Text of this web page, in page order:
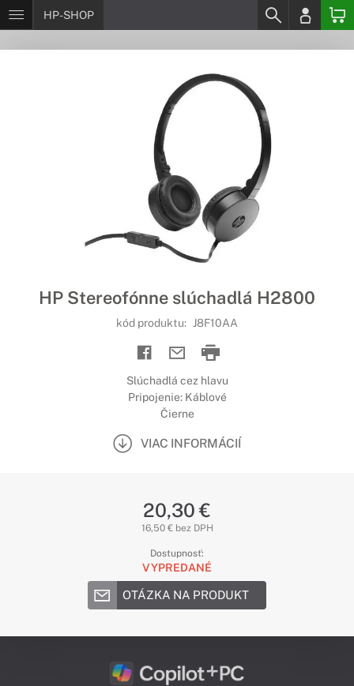
HP-SHOP
HP Stereofónne slúchadlá H2800
kód produktu: J8F10AA
Slúchadlá cez hlavu
Pripojenie: Káblové
Čierne
VIAC INFORMÁCIÍ
20,30 €
16,50 € bez DPH
Dostupnosť:
VYPREDANÉ
OTÁZKA NA PRODUKT